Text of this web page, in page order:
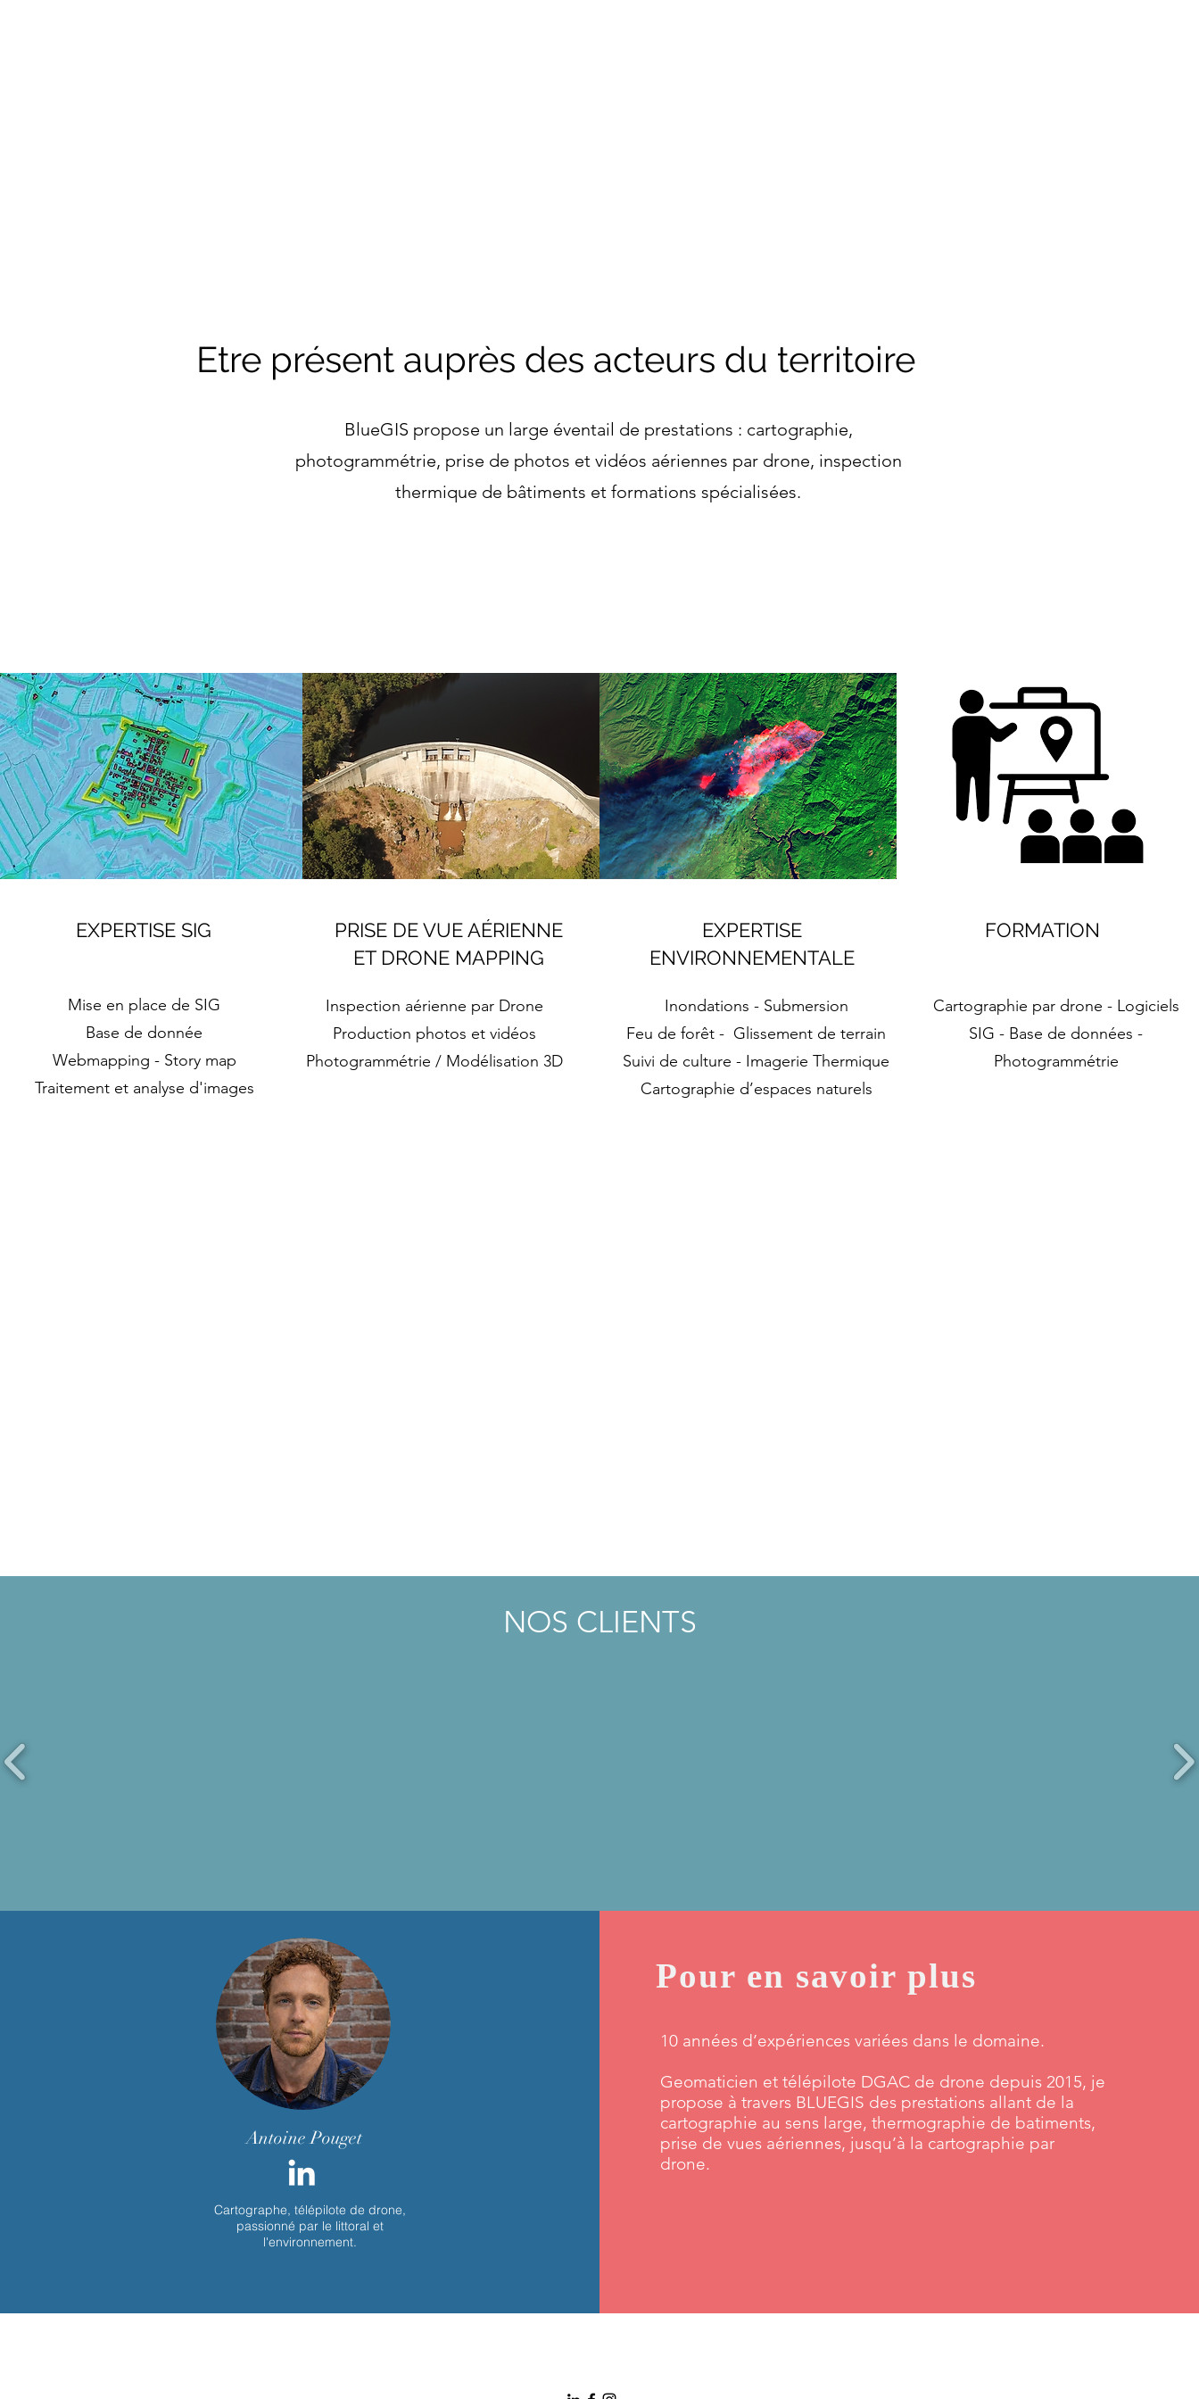
Etre présent auprès des acteurs du territoire
BlueGIS propose un large éventail de prestations : cartographie,
photogrammétrie, prise de photos et vidéos aériennes par drone, inspection
thermique de bâtiments et formations spécialisées.
EXPERTISE SIG
Mise en place de SIG
Base de donnée
Webmapping - Story map
Traitement et analyse d'images
PRISE DE VUE AÉRIENNE
ET DRONE MAPPING
Inspection aérienne par Drone
Production photos et vidéos
Photogrammétrie / Modélisation 3D
EXPERTISE
ENVIRONNEMENTALE
Inondations - Submersion
Feu de forêt - Glissement de terrain
Suivi de culture - Imagerie Thermique
Cartographie d’espaces naturels
FORMATION
Cartographie par drone - Logiciels
SIG - Base de données -
Photogrammétrie
NOS CLIENTS
Antoine Pouget
Cartographe, télépilote de drone,
passionné par le littoral et
l'environnement.
Pour en savoir plus
10 années d’expériences variées dans le domaine.
Geomaticien et télépilote DGAC de drone depuis 2015, je
propose à travers BLUEGIS des prestations allant de la
cartographie au sens large, thermographie de batiments,
prise de vues aériennes, jusqu’à la cartographie par
drone.